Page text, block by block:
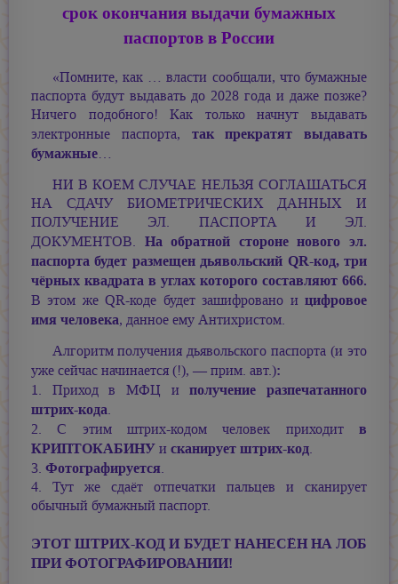
срок окончания выдачи бумажных
паспортов в России
«Помните, как … власти сообщали, что бумажные
паспорта будут выдавать до 2028 года и даже позже?
Ничего подобного! Как только начнут выдавать
электронные паспорта, так прекратят выдавать
бумажные…
НИ В КОЕМ СЛУЧАЕ НЕЛЬЗЯ СОГЛАШАТЬСЯ
НА СДАЧУ БИОМЕТРИЧЕСКИХ ДАННЫХ И
ПОЛУЧЕНИЕ ЭЛ. ПАСПОРТА И ЭЛ.
ДОКУМЕНТОВ. На обратной стороне нового эл.
паспорта будет размещен дьявольский QR-код, три
чёрных квадрата в углах которого составляют 666.
В этом же QR-коде будет зашифровано и цифровое
имя человека, данное ему Антихристом.
Алгоритм получения дьявольского паспорта (и это
уже сейчас начинается (!), — прим. авт.):
1. Приход в МФЦ иполучение разпечатанного
штрих-кода.
2. С этим штрих-кодом человек приходит в
КРИПТОКАБИНУ и сканирует штрих-код.
3. Фотографируется.
4. Тут же сдаёт отпечатки пальцев и сканирует
обычный бумажный паспорт.
ЭТОТ ШТРИХ-КОД И БУДЕТ НАНЕСЁН НА ЛОБ
ПРИ ФОТОГРАФИРОВАНИИ!